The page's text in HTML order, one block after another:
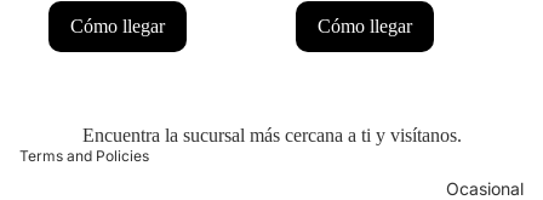
Ocasional
Cómo llegar Cómo llegar
Encuentra la sucursal más cercana a ti y visítanos.
Terms and Policies
policy